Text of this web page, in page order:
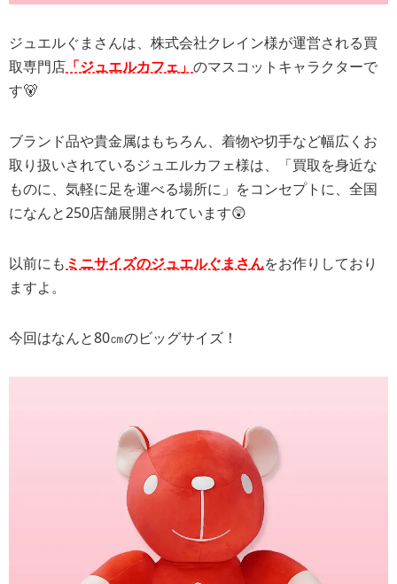
ジュエルぐまさんは、株式会社クレイン様が運営される買
取専門店 「ジュエルカフェ」 のマスコットキャラクターで
す🐻
ブランド品や貴金属はもちろん、着物や切手など幅広くお
取り扱いされているジュエルカフェ様は、「買取を身近な
ものに、気軽に足を運べる場所に」をコンセプトに、全国
になんと250店舗展開されています😲
以前にも ミニサイズのジュエルぐまさんをお作りしており
ますよ。
今回はなんと80㎝のビッグサイズ！